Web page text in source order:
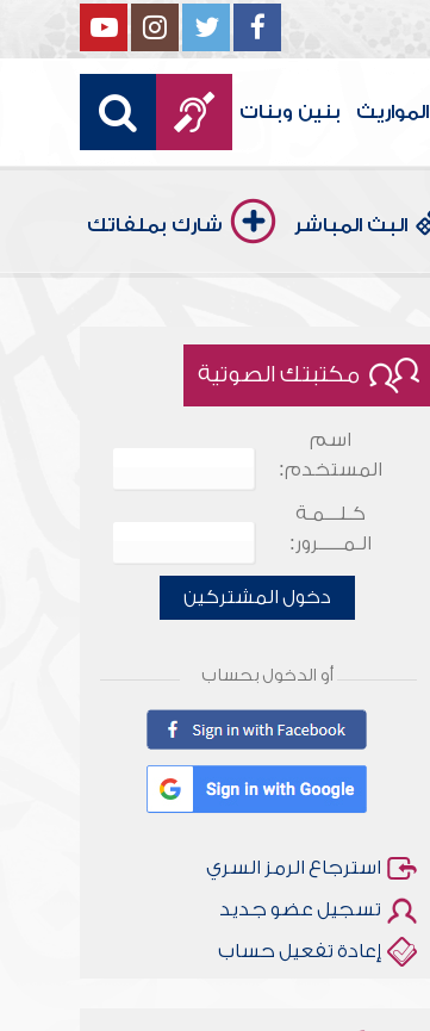
المواريث بنين وبنات
البث المباشر شارك بملفاتك
مكتبتك الصوتية
اسم
المستخدم:
كـلـــمـة
الـمـــــرور:
دخول المشتركين
أو الدخول بحساب
استرجاع الرمز السري
تسجيل عضو جديد
إعادة تفعيل حساب